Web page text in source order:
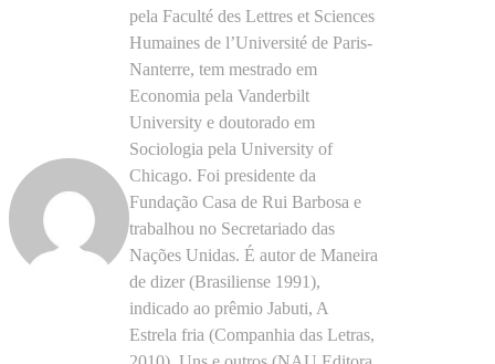
pela Faculté des Lettres et Sciences
Humaines de l’Université de Paris-
Nanterre, tem mestrado em
Economia pela Vanderbilt
University e doutorado em
Sociologia pela University of
Chicago. Foi presidente da
Fundação Casa de Rui Barbosa e
trabalhou no Secretariado das
Nações Unidas. É autor de Maneira
de dizer (Brasiliense 1991),
indicado ao prêmio Jabuti, A
Estrela fria (Companhia das Letras,